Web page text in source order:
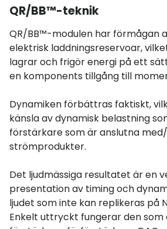
QR/BB™-teknik
QR/BB™-modulen har förmågan
elektrisk laddningsreservoar,
lagrar och frigör energi på ett
en komponents tillgång till
Dynamiken förbättras faktiskt,
känsla av dynamisk belastning
förstärkare som är anslutna
strömprodukter.
Det ljudmässiga resultatet är en
presentation av timing och
ljudet som inte kan replikeras på
Enkelt uttryckt fungerar den